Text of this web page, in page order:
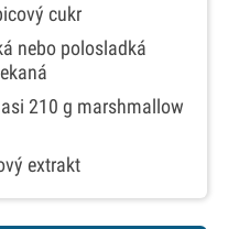
cukr
nebo polosladká
210 g marshmallow
extrakt